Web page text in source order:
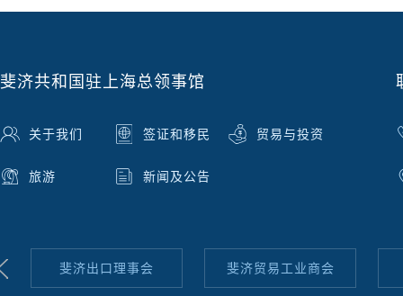
斐济共和国驻上海总领事馆
关于我们 签证和移民 贸易与投资
旅游 新闻及公告
斐济出口理事会 斐济贸易工业商会